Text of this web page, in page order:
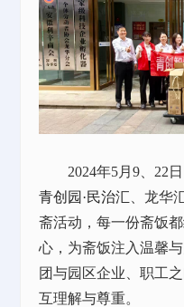
2024年5月9、22
青创园·民治汇 、龙华
斋活动，每一份斋饭
心，为斋饭注入温馨
团与园区企业、职工
互理解与尊重。